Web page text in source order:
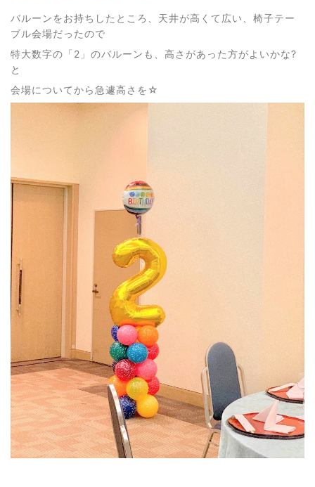
バルーンをお持ちしたところ、天井が高くて広い、椅子テー
ブル会場だったので
特大数字の「2」のバルーンも、高さがあった方がよいかな?
と
会場についてから急遽高さを☆